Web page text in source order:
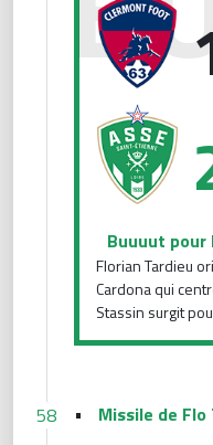
Buuuut pour
Florian Tardieu
Cardona qui
Stassin surgit
58 • Missile de Flo